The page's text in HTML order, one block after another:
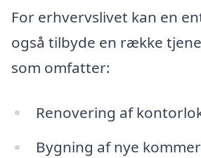
For erhvervslivet kan en
også tilbyde en række
som omfatter:
Renovering af
Bygning af nye